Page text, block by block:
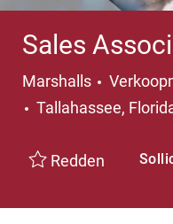
Sales
Marshalls
Plaats
Tallahassee,
Redden